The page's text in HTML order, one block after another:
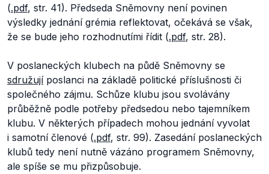
(.pdf, str. 41). Předseda Sněmovny není povinen
výsledky jednání grémia reflektovat, očekává se však,
že se bude jeho rozhodnutími řídit (.pdf, str. 28).
V poslaneckých klubech na půdě Sněmovny se
sdružujíposlanci na základě politické příslušnosti či
společného zájmu. Schůze klubu jsou svolávány
průběžně podle potřeby předsedou nebo tajemníkem
klubu. V některých případech mohou jednání vyvolat
i samotní členové (.pdf, str. 99). Zasedání poslaneckých
klubů tedy není nutně vázáno programem Sněmovny,
ale spíše se mu přizpůsobuje.